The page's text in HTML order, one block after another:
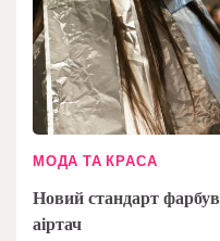
МОДА ТА КРАСА
Новий стандарт
аіртач